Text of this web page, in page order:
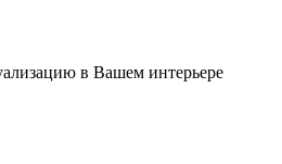
в Вашем интерьере